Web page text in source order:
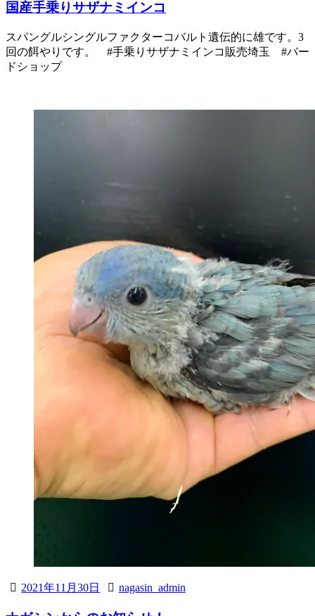
国産手乗りサザナミインコ
スパングルシングルファクターコバルト遺伝的に雄です。3
回の餌やりです。 #手乗りサザナミインコ販売埼玉 #バー
ドショップ
2021年11月30日 nagasin_admin